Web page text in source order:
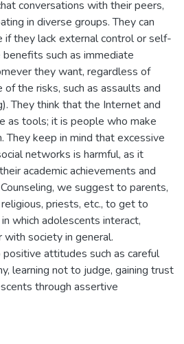
conversations with their peers,
in diverse groups. They can
they lack external control or self-
such as immediate
they want, regardless of
of the risks, such as assaults and
They think that the Internet and
as tools; it is people who make
They keep in mind that excessive
networks is harmful, as it
academic achievements and
we suggest to parents,
priests, etc., to get to
which adolescents interact,
society in general.
attitudes such as careful
learning not to judge, gaining trust
through assertive